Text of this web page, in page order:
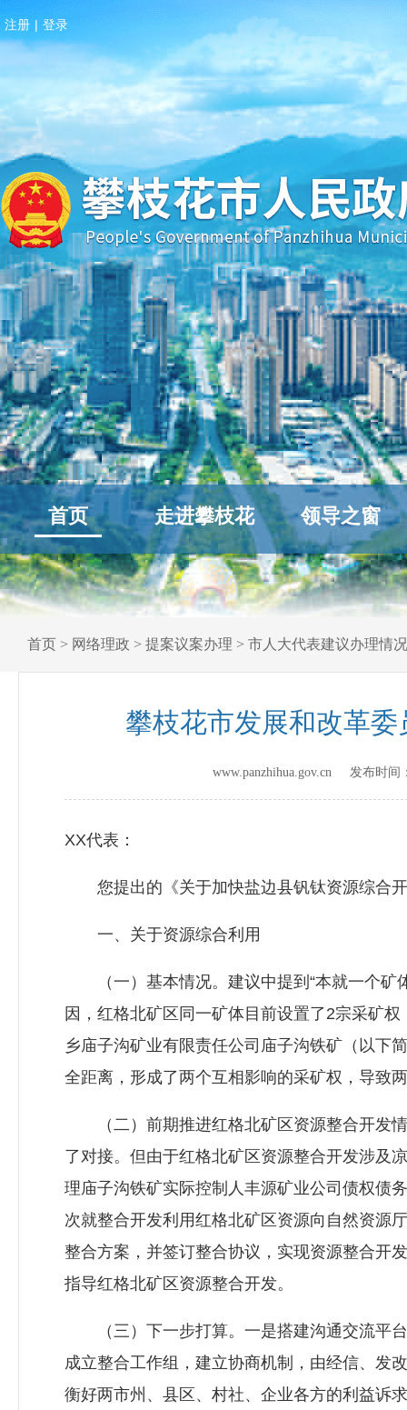
注册 | 登录
首页 走进攀枝花 领导之窗
首页 > 网络理政 > 提案议案办理 > 市人大代表建议办理情况
攀枝花市发展和改革
www.panzhihua.gov.cn 发布时间
XX代表：
您提出的《关于加快盐边县钒钛资源综合开
一、关于资源综合利用
（一）基本情况。建议中提到“本就一个矿
因，红格北矿区同一矿体目前设置了2宗采矿
乡庙子沟矿业有限责任公司庙子沟铁矿（以下
全距离，形成了两个互相影响的采矿权，导致
（二）前期推进红格北矿区资源整合开发情
了对接。但由于红格北矿区资源整合开发涉及
理庙子沟铁矿实际控制人丰源矿业公司债权债
次就整合开发利用红格北矿区资源向自然资源
整合方案，并签订整合协议 ，实现资源整合开
指导红格北矿区资源整合开发。
（三）下一步打算。一是搭建沟通交流平台
成立整合工作组，建立协商机制，由经信、发
衡好两市州、县区、村社、企业各方的利益诉